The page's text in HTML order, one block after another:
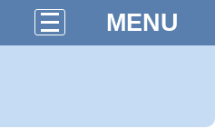
MENU